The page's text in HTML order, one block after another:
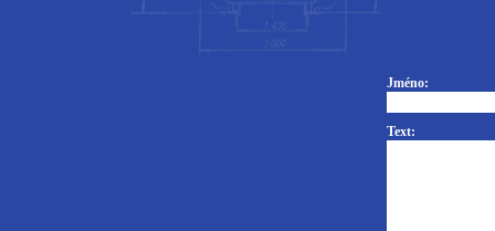
Jméno:
Text: